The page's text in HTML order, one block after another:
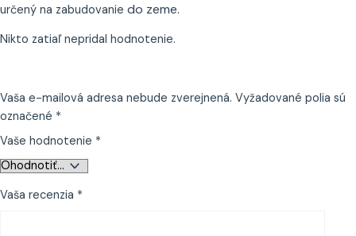
určený na zabudovanie do zeme.
Nikto zatiaľ nepridal hodnotenie.
Vaša e-mailová adresa nebude zverejnená. Vyžadované polia sú
označené *
Vaše hodnotenie *
Vaša recenzia *